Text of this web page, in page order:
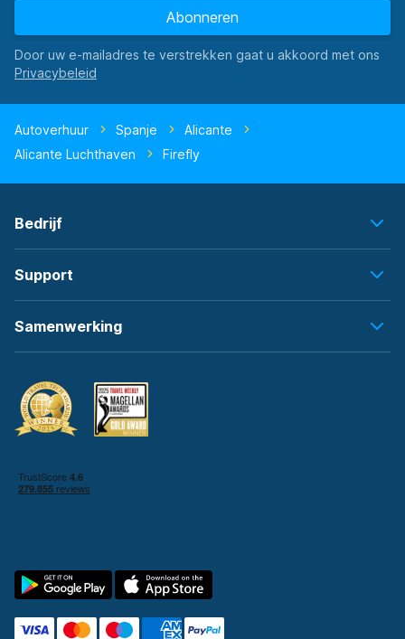
Abonneren
Door uw e-mailadres te verstrekken gaat u akkoord met ons
Autoverhuur Spanje
Alicante
Alicante Luchthaven
Firefly
Bedrijf
Support
Samenwerking